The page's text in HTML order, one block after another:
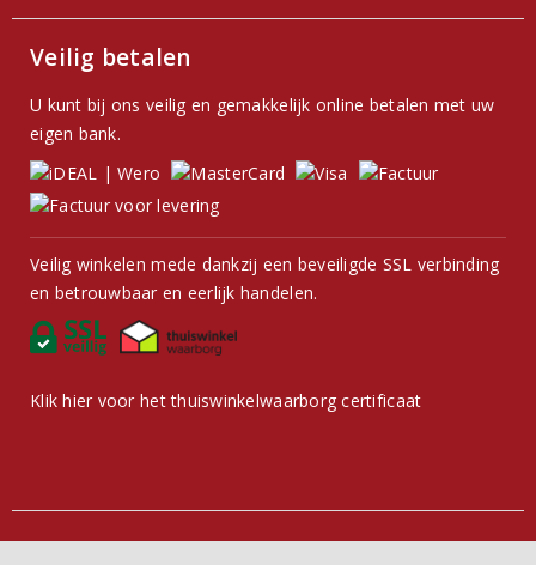
Veilig betalen
U kunt bij ons veilig en gemakkelijk online betalen met uw
eigen bank.
Veilig winkelen mede dankzij een beveiligde SSL verbinding
en betrouwbaar en eerlijk handelen.
Klik hier voor het thuiswinkelwaarborg certificaat